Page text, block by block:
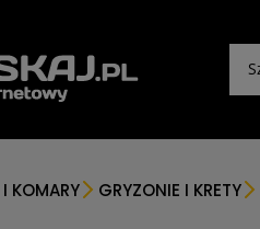
KOMARY GRYZONIE I KRETY